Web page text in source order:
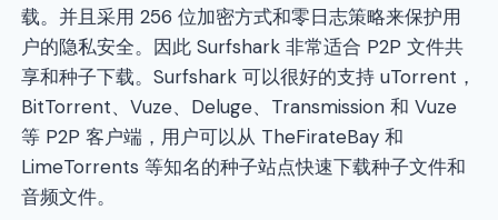
载。并且采用 256 位加密方式和零日志策略来保护用
户的隐私安全。因此 Surfshark 非常适合 P2P 文件共
享和种子下载。Surfshark 可以很好的支持 uTorrent，
BitTorrent、Vuze、Deluge、Transmission 和 Vuze
等 P2P 客户端，用户可以从 TheFirateBay 和
LimeTorrents 等知名的种子站点快速下载种子文件和
音频文件。